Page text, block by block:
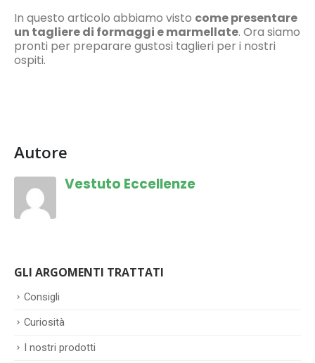
In questo articolo abbiamo visto come presentare
un tagliere di formaggi e marmellate. Ora siamo
pronti per preparare gustosi taglieri per i nostri
ospiti.
Autore
Vestuto Eccellenze
GLI ARGOMENTI TRATTATI
Consigli
Curiosità
I nostri prodotti